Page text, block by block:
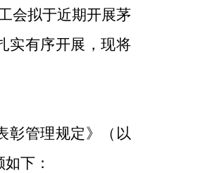
会拟于近期开展茅
实有序开展，现将
彰管理规定》（以
下：